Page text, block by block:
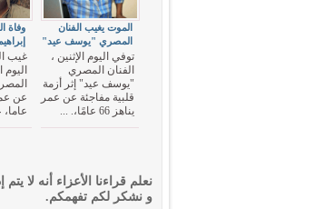
وفاة
غيب
اليوم
الموت يغيب الفنان
المصري "يوسف عيد"
توفي اليوم الإثنين ،
الفنان المصري
"يوسف عيد" إثر أزمة
قلبية مفاجئة عن عمر
يناهز 66 عامًا،. ...
نعلم قراءنا الأعزاء أنه لا
و نشكر لكم تفهمكم.